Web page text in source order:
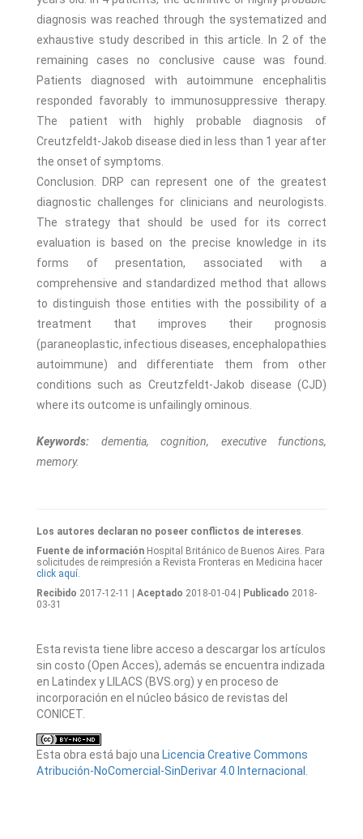
diagnosis was reached through the systematized and
exhaustive study described in this article. In 2 of the
remaining cases no conclusive cause was found.
Patients diagnosed with autoimmune encephalitis
responded favorably to immunosuppressive therapy.
The patient with highly probable diagnosis of
Creutzfeldt-Jakob disease died in less than 1 year after
the onset of symptoms.
Conclusion. DRP can represent one of the greatest
diagnostic challenges for clinicians and neurologists.
The strategy that should be used for its correct
evaluation is based on the precise knowledge in its
forms of presentation, associated with a
comprehensive and standardized method that allows
to distinguish those entities with the possibility of a
treatment that improves their prognosis
(paraneoplastic, infectious diseases, encephalopathies
autoimmune) and differentiate them from other
conditions such as Creutzfeldt-Jakob disease (CJD)
where its outcome is unfailingly ominous.
Keywords: dementia, cognition, executive functions,
memory.
Los autores declaran no poseer conflictos de intereses.
Fuente de información Hospital Británico de Buenos Aires. Para
solicitudes de reimpresión a Revista Fronteras en Medicina hacer
click aquí.
Recibido 2017-12-11 | Aceptado 2018-01-04 | Publicado 2018-
03-31
Esta revista tiene libre acceso a descargar los artículos
sin costo (Open Acces), además se encuentra indizada
en Latindex y LILACS (BVS.org) y en proceso de
incorporación en el núcleo básico de revistas del
CONICET.
Esta obra está bajo una Licencia Creative Commons
Atribución-NoComercial-SinDerivar 4.0 Internacional